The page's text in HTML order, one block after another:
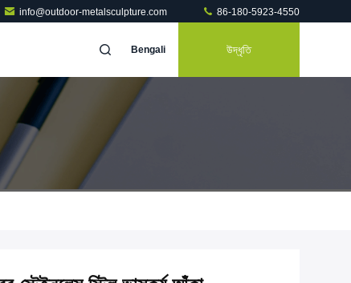
info@outdoor-metalsculpture.com 86-180-5923-4550
Bengali উদ্ধৃতি